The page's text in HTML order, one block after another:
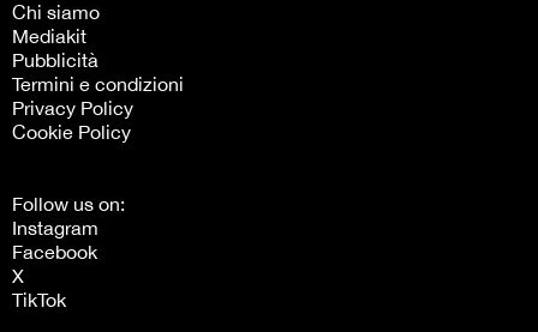
Chi siamo
Mediakit
Pubblicità
Termini e condizioni
Privacy Policy
Cookie Policy
Follow us on:
Instagram
Facebook
X
TikTok